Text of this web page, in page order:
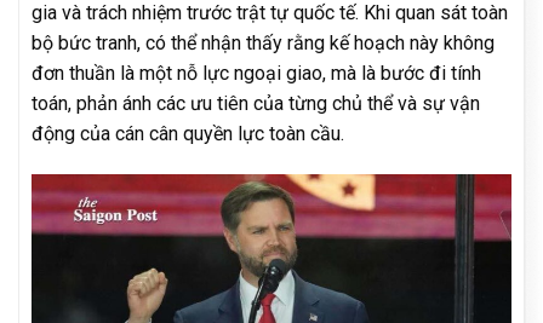
gia và trách nhiệm trước trật tự quốc tế. Khi quan sát toàn
bộ bức tranh, có thể nhận thấy rằng kế hoạch này không
đơn thuần là một nỗ lực ngoại giao, mà là bước đi tính
toán, phản ánh các ưu tiên của từng chủ thể và sự vận
động của cán cân quyền lực toàn cầu.